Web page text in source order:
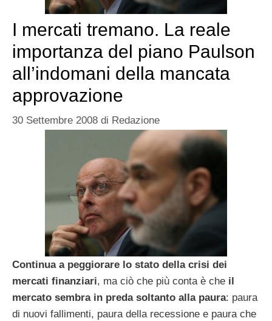
I mercati tremano. La reale
importanza del piano Paulson
all’indomani della mancata
approvazione
30 Settembre 2008 di Redazione
Continua a peggiorare lo stato della crisi dei
mercati finanziari, ma ciò che più conta è che il
mercato sembra in preda soltanto alla paura: paura
di nuovi fallimenti, paura della recessione e paura che